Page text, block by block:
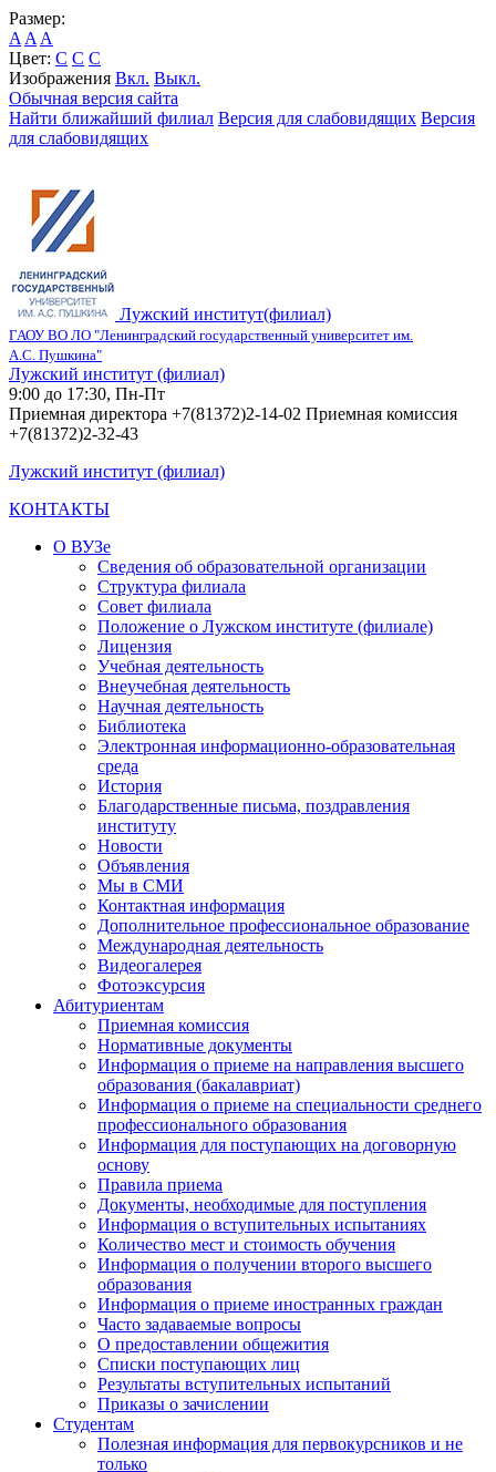
Размер:
A A A
Цвет: C C C
Изображения Вкл. Выкл.
Обычная версия сайта
Найти ближайший филиал Версия для слабовидящих Версия
для слабовидящих
Лужский институт(филиал)
ГАОУ ВО ЛО "Ленинградский государственный университет им.
А.С. Пушкина"
Лужский институт (филиал)
9:00 до 17:30, Пн-Пт
Приемная директора +7(81372)2-14-02 Приемная комиссия
+7(81372)2-32-43
Лужский институт (филиал)
КОНТАКТЫ
О ВУЗе
Сведения об образовательной организации
Структура филиала
Совет филиала
Положение о Лужском институте (филиале)
Лицензия
Учебная деятельность
Внеучебная деятельность
Научная деятельность
Библиотека
Электронная информационно-образовательная
среда
История
Благодарственные письма, поздравления
институту
Новости
Объявления
Мы в СМИ
Контактная информация
Дополнительное профессиональное образование
Международная деятельность
Видеогалерея
Фотоэксурсия
Абитуриентам
Приемная комиссия
Нормативные документы
Информация о приеме на направления высшего
образования (бакалавриат)
Информация о приеме на специальности среднего
профессионального образования
Информация для поступающих на договорную
основу
Правила приема
Документы, необходимые для поступления
Информация о вступительных испытаниях
Количество мест и стоимость обучения
Информация о получении второго высшего
образования
Информация о приеме иностранных граждан
Часто задаваемые вопросы
О предоставлении общежития
Списки поступающих лиц
Результаты вступительных испытаний
Приказы о зачислении
Студентам
Полезная информация для первокурсников и не
только